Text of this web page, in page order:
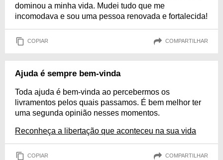
dominou a minha vida. Mudei tudo que me
incomodava e sou uma pessoa renovada e fortalecida!
COPIAR COMPARTILHAR
Ajuda é sempre bem-vinda
Toda ajuda é bem-vinda ao percebermos os
livramentos pelos quais passamos. É bem melhor ter
uma segunda opinião nesses momentos.
Reconheça a libertação que aconteceu na sua vida
COPIAR COMPARTILHAR